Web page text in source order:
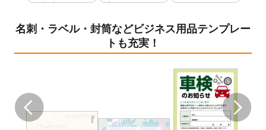
お品書き
演会
舗紹介
名刺・ラベル・封筒などビジネス用品テンプレー
トも充実！